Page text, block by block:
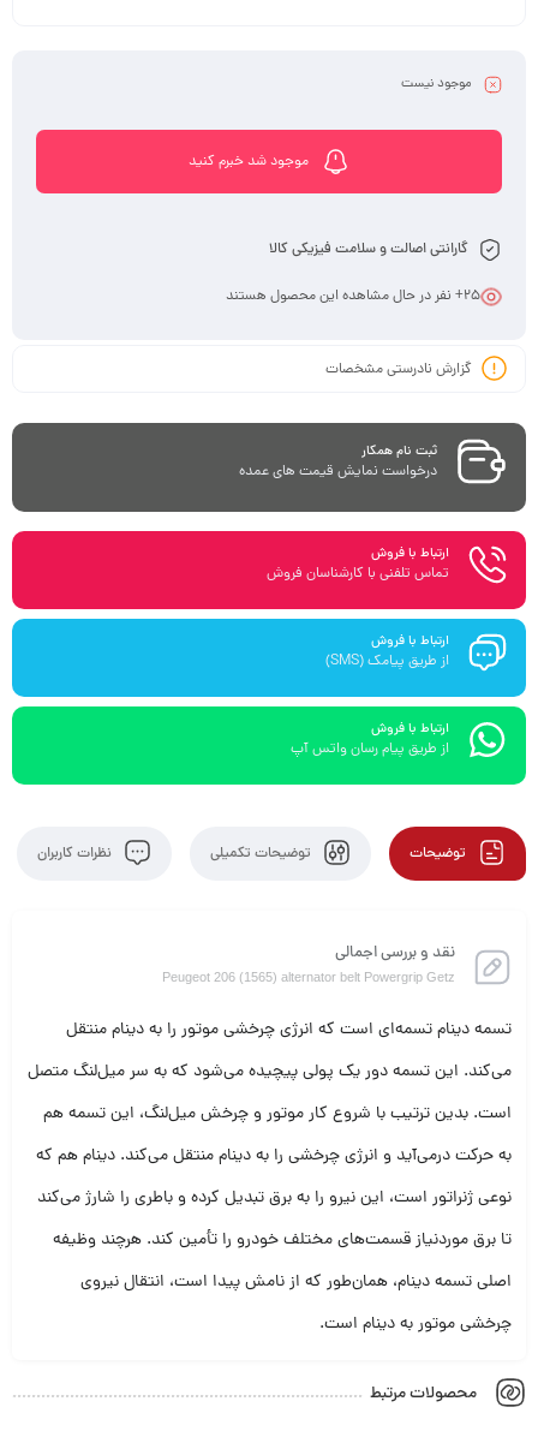
موجود نیست
موجود شد خبرم کنید
گارانتی اصالت و سلامت فیزیکی کالا
25+ نفر در حال مشاهده این محصول هستند
گزارش نادرستی مشخصات
ثبت نام همکار
درخواست نمایش قیمت های عمده
ارتباط با فروش
تماس تلفنی با کارشناسان فروش
ارتباط با فروش
از طریق پیامک (SMS)
ارتباط با فروش
از طریق پیام رسان واتس آپ
توضیحات توضیحات تکمیلی نظرات کاربران
نقد و بررسی اجمالی
Peugeot 206 (1565) alternator belt Powergrip Getz
تسمه دینام تسمه‌ای است که انرژی چرخشی موتور را به دینام منتقل
می‌کند. این تسمه دور یک پولی پیچیده می‌شود که به سر میل‌لنگ متصل
است. بدین ترتیب با شروع کار موتور و چرخش میل‌لنگ، این تسمه هم
به حرکت درمی‌آید و انرژی چرخشی را به دینام منتقل می‌کند. دینام هم که
نوعی ژنراتور است، این نیرو را به برق تبدیل کرده و باطری را شارژ می‌کند
تا برق موردنیاز قسمت‌های مختلف خودرو را تأمین کند. هرچند وظیفه
اصلی تسمه دینام، همان‌طور که از نامش پیدا است، انتقال نیروی
چرخشی موتور به دینام است.
محصولات مرتبط